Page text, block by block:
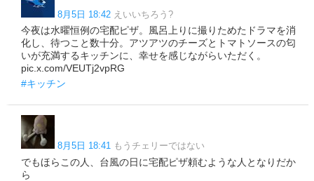
8月5日 18:42 えいいちろう?
今夜は水曜恒例の宅配ピザ。風呂上りに撮りためたドラマを消
化し、待つこと数十分。アツアツのチーズとトマトソースの匂
いが充満するキッチンに、幸せを感じながらいただく。
pic.x.com/VEUTj2vpRG
#キッチン
8月5日 18:41 もうチェリーではない
でもほらこの人、台風の日に宅配ピザ頼むような人となりだか
ら